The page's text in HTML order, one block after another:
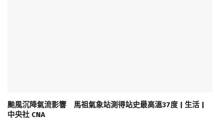
颱風沉降氣流影響 馬祖氣象站測得站史最高溫37度 | 生活 |
中央社 CNA